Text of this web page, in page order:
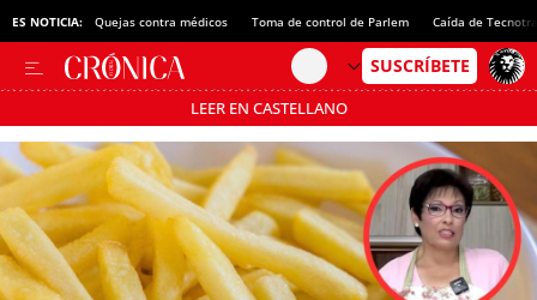
ES NOTICIA: Quejas contra médicos Toma de control de Parlem Caída de
LEER EN CASTELLANO
Pásate al MODO AHORRO